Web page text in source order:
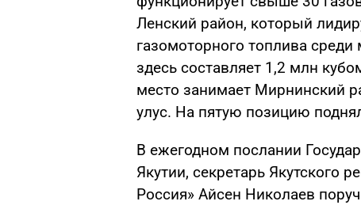
Ленский район, который
газомоторного топлива
здесь составляет 1,2 млн
место занимает Мирнинский
улус. На пятую позицию
В ежегодном послании
Якутии, секретарь Якутского
Россия» Айсен Николаев